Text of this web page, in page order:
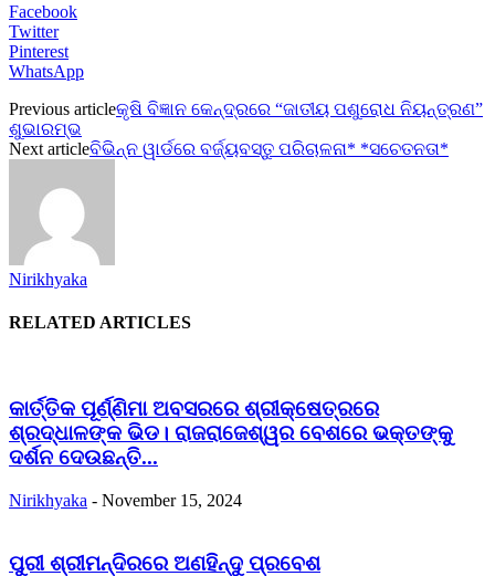
Facebook
Twitter
Pinterest
WhatsApp
Previous articleକୃଷି ବିଜ୍ଞାନ କେନ୍ଦ୍ରରେ “ଜାତୀୟ ପଶୁରୋଧ ନିୟନ୍ତ୍ରଣ”
ଶୁଭାରମ୍ଭ
Next articleବିଭିନ୍ନ ୱାର୍ଡରେ ବର୍ଜ୍ୟବସ୍ତୁ ପରିଚାଳନା* *ସଚେତନତା*
Nirikhyaka
RELATED ARTICLES
କାର୍ତ୍ତିକ ପୂର୍ଣ୍ଣିମା ଅବସରରେ ଶ୍ରୀକ୍ଷେତ୍ରରେ
ଶ୍ରଦ୍ଧାଳଙ୍କ ଭିଡ। ରାଜରାଜେଶ୍ୱର ବେଶରେ ଭକ୍ତଙ୍କୁ
ଦର୍ଶନ ଦେଉଛନ୍ତି...
Nirikhyaka - November 15, 2024
ପୁରୀ ଶ୍ରୀମନ୍ଦିରରେ ଅଣହିନ୍ଦୁ ପ୍ରବେଶ